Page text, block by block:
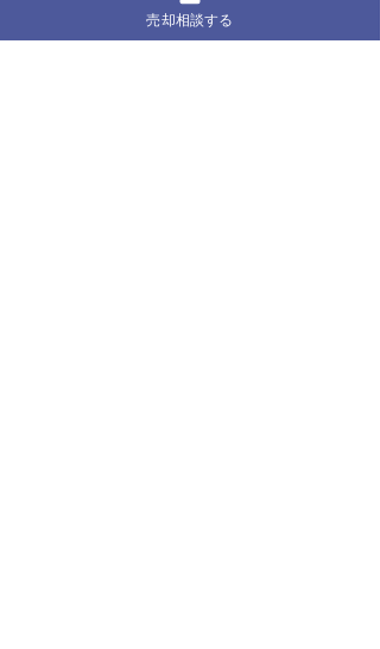
ディアナコート奥沢は、東京都世田谷区奥沢3丁目
売却相談する